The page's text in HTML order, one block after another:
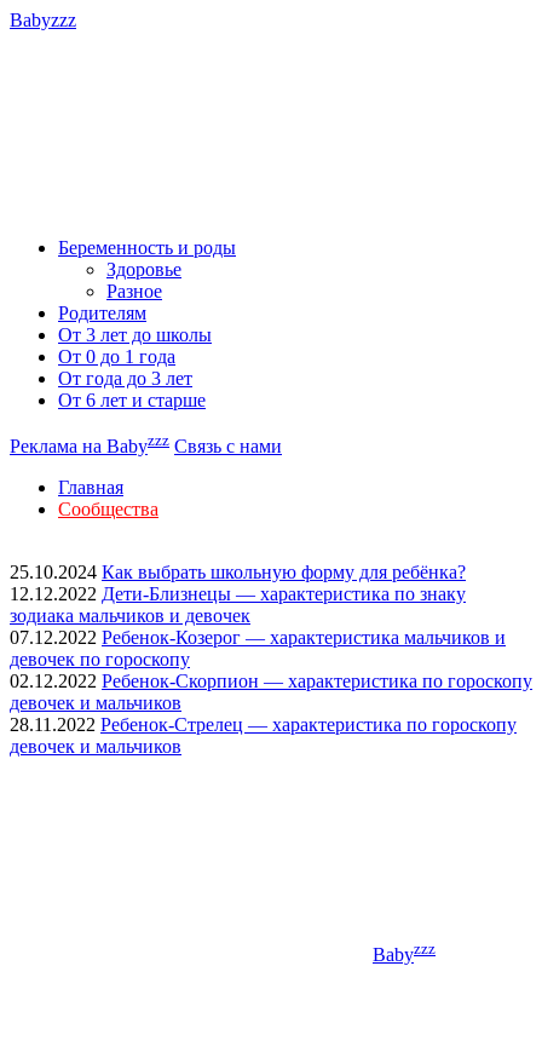
Babyzzz
Беременность и роды
Здоровье
Разное
Родителям
От 3 лет до школы
От 0 до 1 года
От года до 3 лет
От 6 лет и старше
Реклама на Babyzzz Связь с нами
Главная
Сообщества
25.10.2024 Как выбрать школьную форму для ребёнка?
12.12.2022 Дети-Близнецы — характеристика по знаку
зодиака мальчиков и девочек
07.12.2022 Ребенок-Козерог — характеристика мальчиков и
девочек по гороскопу
02.12.2022 Ребенок-Скорпион — характеристика по гороскопу
девочек и мальчиков
28.11.2022 Ребенок-Стрелец — характеристика по гороскопу
девочек и мальчиков
Babyzzz